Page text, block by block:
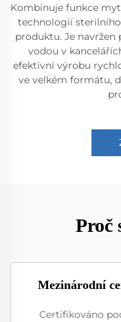
Kombinuje funkce
technologií
produktu. Je
vodou v
efektivní výrobu
ve velkém formátu,
Proč
Mezinárodní
Certifikováno